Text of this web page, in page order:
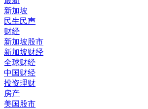
新加坡
民生民声
财经
新加坡股市
新加坡财经
全球财经
中国财经
投资理财
房产
美国股市